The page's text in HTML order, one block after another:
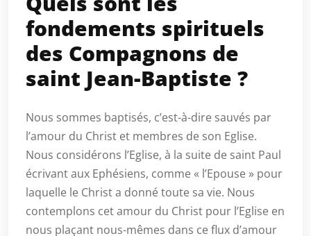
fondements spirituels
des Compagnons de
saint Jean-Baptiste ?
Nous sommes baptisés, c’est-à-dire sauvés par
l’amour du Christ et membres de son Eglise.
Nous considérons l’Eglise, à la suite de saint Paul
écrivant aux Ephésiens, comme « l’Epouse » pour
laquelle le Christ a donné toute sa vie. Nous
contemplons cet amour du Christ pour l’Eglise en
nous plaçant nous-mêmes dans ce flux d’amour